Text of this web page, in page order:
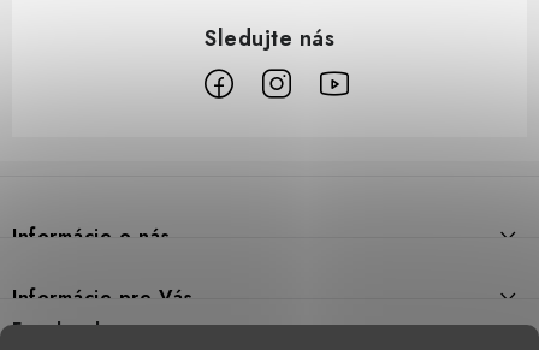
p
i
Informácie o nás
Prečo DUAL BP
Predajne
Informácie pre Vás
Facebook